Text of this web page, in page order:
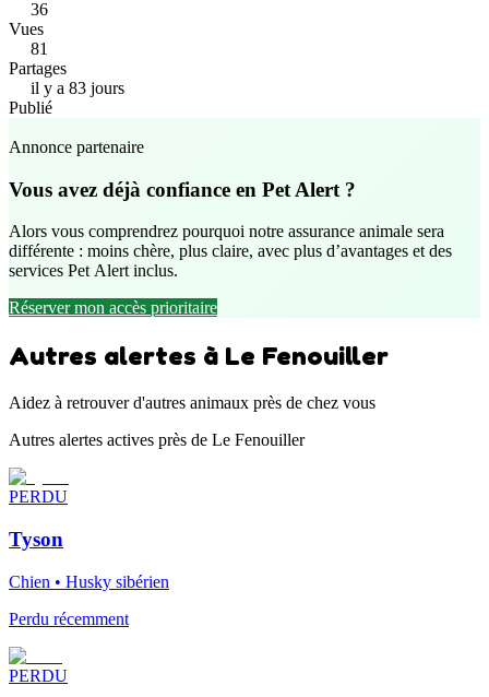
36
Vues
81
Partages
il y a 83 jours
Publié
Annonce partenaire
Vous avez déjà confiance en Pet Alert ?
Alors vous comprendrez pourquoi notre assurance animale sera
différente : moins chère, plus claire, avec plus d’avantages et des
services Pet Alert inclus.
Réserver mon accès prioritaire
Autres alertes à Le Fenouiller
Aidez à retrouver d'autres animaux près de chez vous
Autres alertes actives près de Le Fenouiller
PERDU
Tyson
Chien • Husky sibérien
Perdu récemment
PERDU